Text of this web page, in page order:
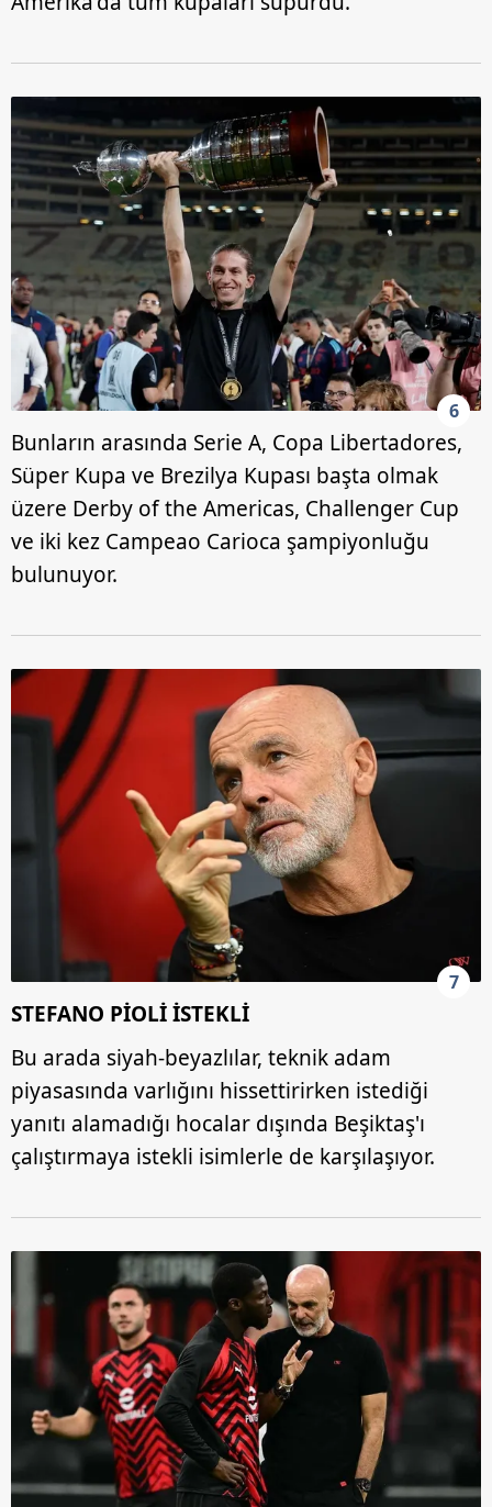
6
Bunların arasında Serie A, Copa Libertadores,
Süper Kupa ve Brezilya Kupası başta olmak
üzere Derby of the Americas, Challenger Cup
ve iki kez Campeao Carioca şampiyonluğu
bulunuyor.
7
STEFANO PİOLİ İSTEKLİ
Bu arada siyah-beyazlılar, teknik adam
piyasasında varlığını hissettirirken istediği
yanıtı alamadığı hocalar dışında Beşiktaş'ı
çalıştırmaya istekli isimlerle de karşılaşıyor.